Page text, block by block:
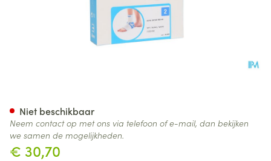
€ 30,70
Niet beschikbaar
Neem contact op met ons via telefoon of e-mail, dan bekijken
we samen de mogelijkheden.